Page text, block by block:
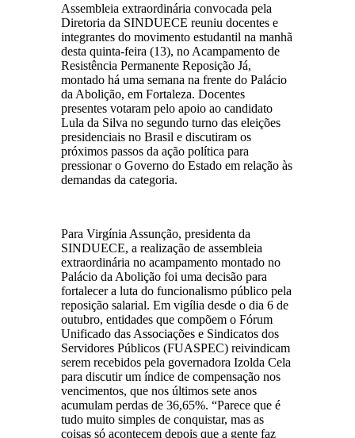
Assembleia extraordinária convocada pela
Diretoria da SINDUECE reuniu docentes e
integrantes do movimento estudantil na manhã
desta quinta-feira (13), no Acampamento de
Resistência Permanente Reposição Já,
montado há uma semana na frente do Palácio
da Abolição, em Fortaleza. Docentes
presentes votaram pelo apoio ao candidato
Lula da Silva no segundo turno das eleições
presidenciais no Brasil e discutiram os
próximos passos da ação política para
pressionar o Governo do Estado em relação às
demandas da categoria.
Para Virgínia Assunção, presidenta da
SINDUECE, a realização de assembleia
extraordinária no acampamento montado no
Palácio da Abolição foi uma decisão para
fortalecer a luta do funcionalismo público pela
reposição salarial. Em vigília desde o dia 6 de
outubro, entidades que compõem o Fórum
Unificado das Associações e Sindicatos dos
Servidores Públicos (FUASPEC) reivindicam
serem recebidos pela governadora Izolda Cela
para discutir um índice de compensação nos
vencimentos, que nos últimos sete anos
acumulam perdas de 36,65%. “Parece que é
tudo muito simples de conquistar, mas as
coisas só acontecem depois que a gente faz